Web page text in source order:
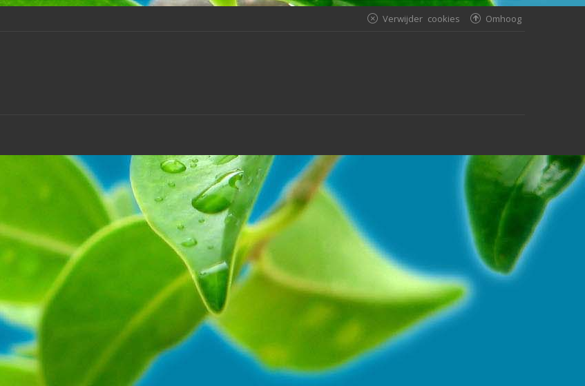
Omhoog
Verwijder cookies